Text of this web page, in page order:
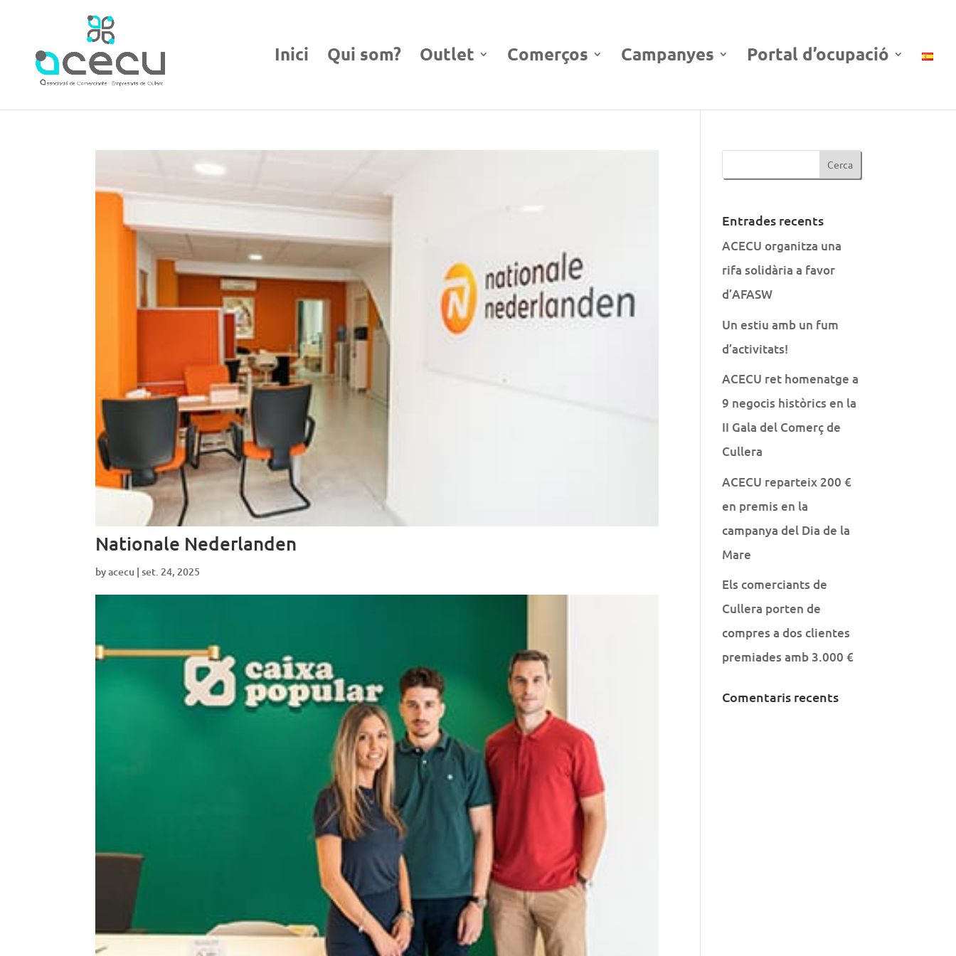
Inici Qui som? Outlet Comerços Campanyes Portal d’ocupació
Nationale Nederlanden
byacecu |set. 24, 2025
Entrades recents
ACECU organitza una
rifa solidària a favor
d’AFASW
Un estiu amb un fum
d’activitats!
ACECU ret homenatge a
9 negocis històrics en la
II Gala del Comerç de
Cullera
ACECU reparteix 200 €
en premis en la
campanya del Dia de la
Mare
Els comerciants de
Cullera porten de
compres a dos clientes
premiades amb 3.000 €
Comentaris recents